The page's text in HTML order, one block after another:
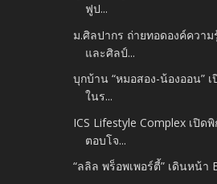
ฟูป...
ม.ศิลปากร ถ่ายทอดองค์ควา
และศิลป์...
บุกบ้าน “หมอสอง-น้องออน”
ในร...
ICS Lifestyle Complex เปิด
ตอบโจ...
“ลลิล พร็อพเพอร์ตี้” เดินหน้า